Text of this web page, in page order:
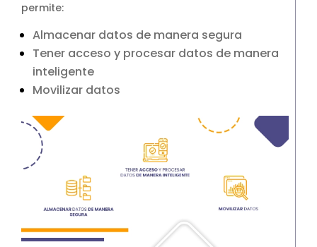
permite:
Almacenar datos de manera segura
Tener acceso y procesar datos de manera
inteligente
Movilizar datos